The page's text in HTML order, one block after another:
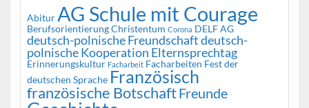
Abitur AG Schule mit Courage
BerufsorientierungChristentum Corona DELF AG
deutsch-polnische Freundschaftdeutsch-
polnische Kooperation Elternsprechtag
Erinnerungskultur Facharbeit Facharbeiten Fest der
deutschen Sprache Französisch
französische BotschaftFreunde